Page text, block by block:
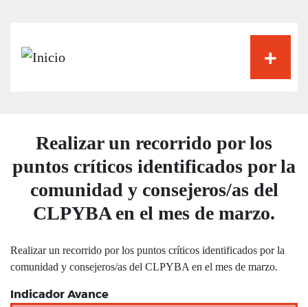
Realizar un recorrido por los
puntos críticos identificados por la
comunidad y consejeros/as del
CLPYBA en el mes de marzo.
Realizar un recorrido por los puntos críticos identificados por la
comunidad y consejeros/as del CLPYBA en el mes de marzo.
Indicador Avance